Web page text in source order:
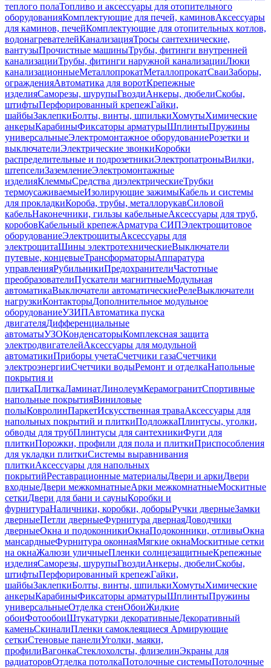
теплого полаТопливо и аксессуары для отопительного
оборудованияКомплектующие для печей, каминовАксессуары
для каминов, печейКомплектующие для отопительных котлов,
водонагревателейКанализацияТросы сантехнические,
вантузыПрочистные машиныТрубы, фитинги внутренней
канализацииТрубы, фитинги наружной канализацииЛюки
канализационныеМеталлопрокатМеталлопрокатСваиЗаборы,
огражденияАвтоматика для воротКрепежные
изделияСаморезы, шурупыГвоздиАнкеры, дюбелиСкобы,
штифтыПерфорированный крепежГайки,
шайбыЗаклепкиБолты, винты, шпилькиХомутыХимические
анкерыКарабиныФиксаторы арматурыШплинтыПружины
универсальныеЭлектромонтажное оборудованиеРозетки и
выключателиЭлектрические звонкиКоробки
распределительные и подрозетникиЭлектропатроныВилки,
штепселиЗаземлениеЭлектромонтажные
изделияКлеммыСредства диэлектрическиеТрубки
термоусаживаемыеИзолирующие зажимыКабель и системы
для прокладкиКороба, трубы, металлорукавСиловой
кабельНаконечники, гильзы кабельныеАксессуары для труб,
коробовКабельный крепежАрматура СИПЭлектрощитовое
оборудованиеЭлектрощитыАксессуары для
электрощитаШины электротехническиеВыключатели
путевые, концевыеТрансформаторыАппаратура
управленияРубильникиПредохранителиЧастотные
преобразователиПускатели магнитныеМодульная
автоматикаВыключатели автоматическиеРелеВыключатели
нагрузкиКонтакторыДополнительное модульное
оборудованиеУЗИПАвтоматика пуска
двигателяДифференциальные
автоматыУЗОКонденсаторыКомплексная защита
электродвигателейАксессуары для модульной
автоматикиПриборы учетаСчетчики газаСчетчики
электроэнергииСчетчики водыРемонт и отделкаНапольные
покрытия и
плиткаПлиткаЛаминатЛинолеумКерамогранитСпортивные
напольные покрытияВиниловые
полыКовролинПаркетИскусственная траваАксессуары для
напольных покрытий и плиткиПодложкаПлинтусы, уголки,
обводы для трубПлинтусы для сантехникиФуги для
плиткиПорожки, профили для пола и плиткиПриспособления
для укладки плиткиСистемы выравнивания
плиткиАксессуары для напольных
покрытийРеставрационные материалыДвери и аркиДвери
входныеДвери межкомнатныеАрки межкомнатныеМоскитные
сеткиДвери для бани и сауныКоробки и
фурнитураНаличники, коробки, доборыРучки дверныеЗамки
дверныеПетли дверныеФурнитура двернаяДоводчики
дверныеОкна и подоконникиОкнаПодоконники, отливыОкна
мансардныеФурнитура оконнаяМягкие окнаМоскитные сетки
на окнаЖалюзи уличныеПленки солнцезащитныеКрепежные
изделияСаморезы, шурупыГвоздиАнкеры, дюбелиСкобы,
штифтыПерфорированный крепежГайки,
шайбыЗаклепкиБолты, винты, шпилькиХомутыХимические
анкерыКарабиныФиксаторы арматурыШплинтыПружины
универсальныеОтделка стенОбоиЖидкие
обоиФотообоиШтукатурки декоративныеДекоративный
каменьСкиналиПленки самоклеящиеся Армирующие
сеткиСтеновые панелиУголки, маяки,
профилиВагонкаСтеклохолсты, флизелинЭкраны для
радиаторовОтделка потолкаПотолочные системыПотолочные